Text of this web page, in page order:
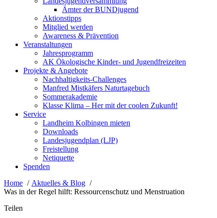
Ämter der BUNDjugend
Aktionstipps
Mitglied werden
Awareness & Prävention
Veranstaltungen
Jahresprogramm
AK Ökologische Kinder- und Jugendfreizeiten
Projekte & Angebote
Nachhaltigkeits-Challenges
Manfred Mistkäfers Naturtagebuch
Sommerakademie
Klasse Klima – Her mit der coolen Zukunft!
Service
Landheim Kolbingen mieten
Downloads
Landesjugendplan (LJP)
Freistellung
Netiquette
Spenden
Home
Aktuelles & Blog
Was in der Regel hilft: Ressourcenschutz und Menstruation
Teilen